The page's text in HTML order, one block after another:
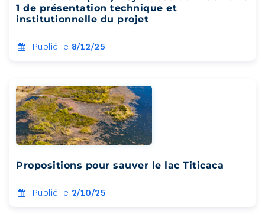
1 de présentation technique et
institutionnelle du projet
Publié le 8/12/25
Propositions pour sauver le lac Titicaca
Publié le 2/10/25